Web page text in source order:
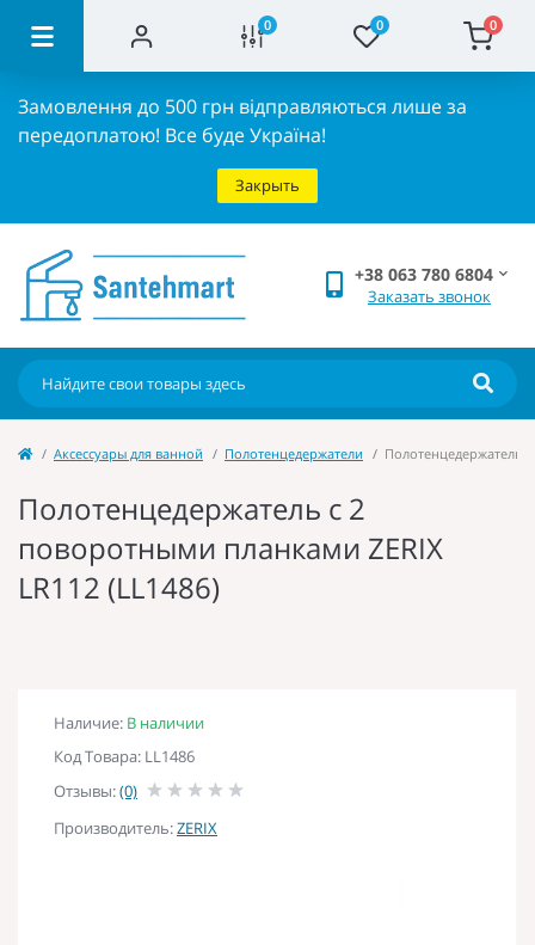
0 0 0
Замовлення до 500 грн відправляються лише за
передоплатою! Все буде Україна!
Закрыть
+38 063 780 6804
Заказать звонок
Аксессуары для ванной Полотенцедержатели Полотенцедержатель
Полотенцедержатель с 2
поворотными планками ZERIX
LR112 (LL1486)
Наличие: В наличии
Код Товара: LL1486
Отзывы:(0)
Производитель:ZERIX